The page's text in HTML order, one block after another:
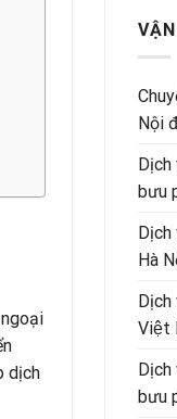
dịch
Nội
Dịch
bưu
Dịch
Hà
Dịch
Việt
Dịch
bưu